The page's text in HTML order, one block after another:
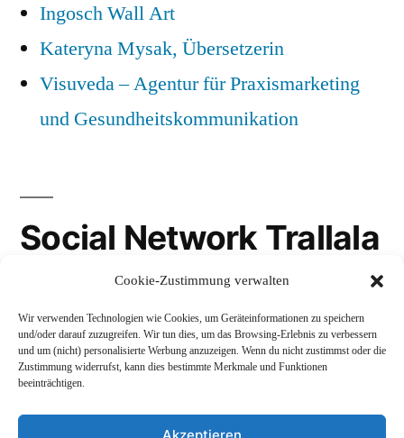
Cookie-Zustimmung verwalten
Wir verwenden Technologien wie Cookies, um Geräteinformationen zu speichern
und/oder darauf zuzugreifen. Wir tun dies, um das Browsing-Erlebnis zu verbessern
und um (nicht) personalisierte Werbung anzuzeigen. Wenn du nicht zustimmst oder die
Zustimmung widerrufst, kann dies bestimmte Merkmale und Funktionen
beeinträchtigen.
Akzeptieren
Ingosch Wall Art
Kateryna Mysak, Übersetzerin
Visuveda – Agentur für Praxismarketing
und Gesundheitskommunikation
Social Network Trallala
LinkedIn
Mastodon